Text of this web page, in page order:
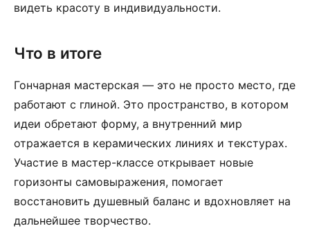
видеть красоту в индивидуальности.
Что в итоге
Гончарная мастерская — это не просто место, где
работают с глиной. Это пространство, в котором
идеи обретают форму, а внутренний мир
отражается в керамических линиях и текстурах.
Участие в мастер-классе открывает новые
горизонты самовыражения, помогает
восстановить душевный баланс и вдохновляет на
дальнейшее творчество.